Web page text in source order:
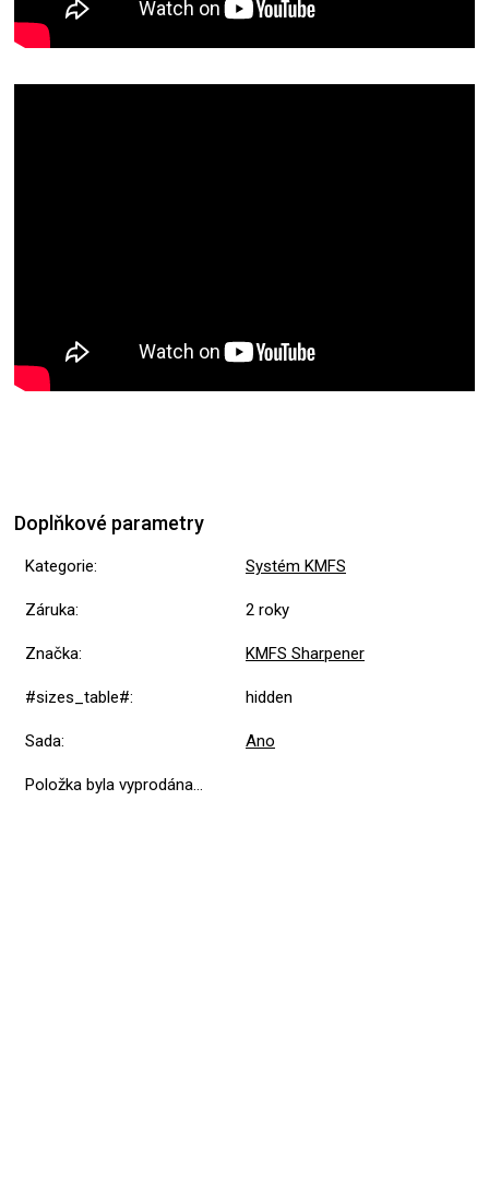
Doplňkové parametry
Kategorie: Systém KMFS
Záruka: 2 roky
Značka: KMFS Sharpener
#sizes_table#: hidden
Sada: Ano
Položka byla vyprodána…